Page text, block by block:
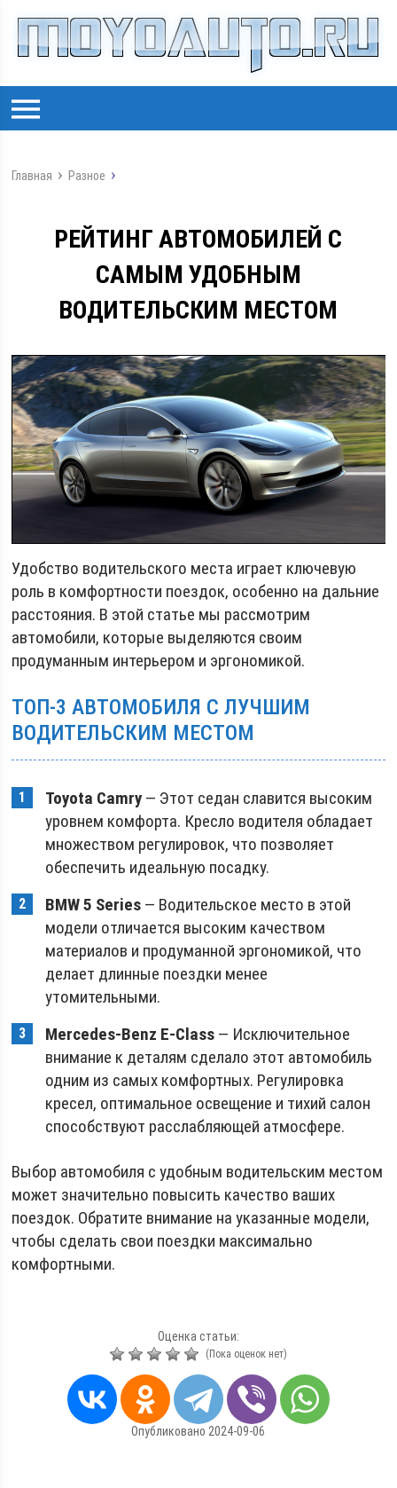
Главная Разное
РЕЙТИНГ АВТОМОБИЛЕЙ С
САМЫМ УДОБНЫМ
ВОДИТЕЛЬСКИМ МЕСТОМ
Удобство водительского места играет ключевую
роль в комфортности поездок, особенно на дальние
расстояния. В этой статье мы рассмотрим
автомобили, которые выделяются своим
продуманным интерьером и эргономикой.
ТОП-3 АВТОМОБИЛЯ С ЛУЧШИМ
ВОДИТЕЛЬСКИМ МЕСТОМ
Toyota Camry — Этот седан славится высоким
уровнем комфорта. Кресло водителя обладает
множеством регулировок, что позволяет
обеспечить идеальную посадку.
BMW 5 Series — Водительское место в этой
модели отличается высоким качеством
материалов и продуманной эргономикой, что
делает длинные поездки менее
утомительными.
Mercedes-Benz E-Class — Исключительное
внимание к деталям сделало этот автомобиль
одним из самых комфортных. Регулировка
кресел, оптимальное освещение и тихий салон
способствуют расслабляющей атмосфере.
Выбор автомобиля с удобным водительским местом
может значительно повысить качество ваших
поездок. Обратите внимание на указанные модели,
чтобы сделать свои поездки максимально
комфортными.
Оценка статьи:
(Пока оценок нет)
Опубликовано 2024-09-06